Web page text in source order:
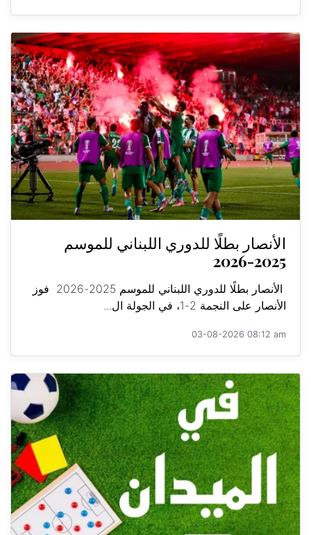
الأنصار بطلًا للدوري اللبناني للموسم
2025-2026
الأنصار بطلًا للدوري اللبناني للموسم 2025-2026 فوز
الأنصار على النجمة 2-1، في الجولة ال...
03-08-2026 08:12 am